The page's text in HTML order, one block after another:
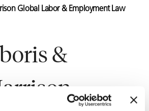
Global Labor & Employment Law
&